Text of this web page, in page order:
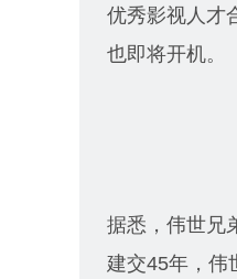
优秀影视人才
也即将开机。
据悉，伟世兄
建交45年，伟